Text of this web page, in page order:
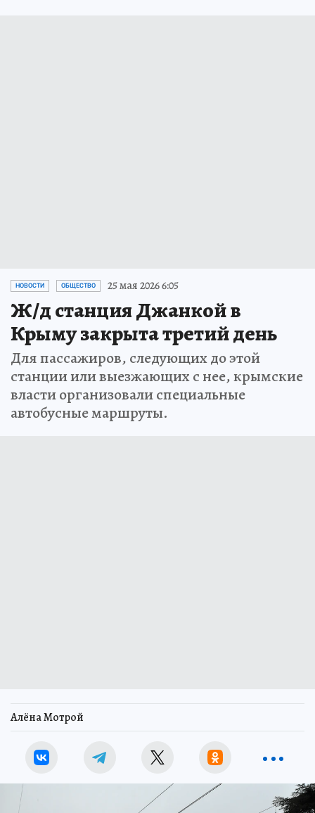
НОВОСТИ ОБЩЕСТВО 25 мая 2026 6:05
Ж/д станция Джанкой в
Крыму закрыта третий день
Для пассажиров, следующих до этой
станции или выезжающих с нее, крымские
власти организовали специальные
автобусные маршруты.
Алёна Мотрой